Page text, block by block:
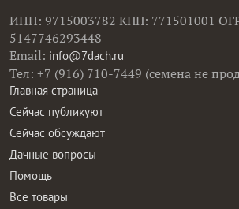
ИНН: 9715003782 КПП: 771501001
5147746293448
Email: info@7dach.ru
Тел: +7 (916) 710-7449 (семена не
Главная страница
Сейчас публикуют
Сейчас обсуждают
Дачные вопросы
Помощь
Все товары